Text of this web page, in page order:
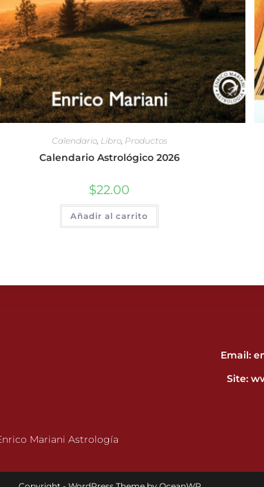
Calendario, Libro, Productos
Calendario Astrológico 2026
$22.00
Añadir al carrito
Email:
Site:
Mariani Astrología